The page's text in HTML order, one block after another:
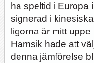
ha speltid i Europa
signerad i
ligorna är mitt
Hamsik hade att
denna jämförelse